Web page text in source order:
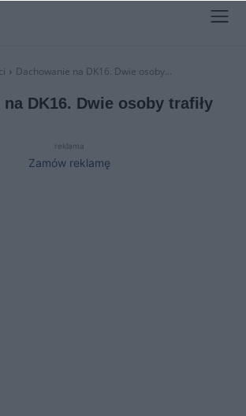
Dachowanie na DK16. Dwie osoby...
DK16. Dwie osoby trafiły
reklama
Zamów reklamę